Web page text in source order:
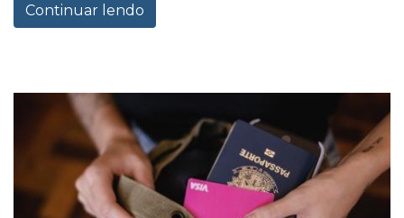
Continuar lendo